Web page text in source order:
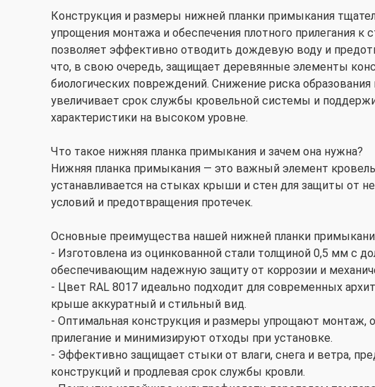
Конструкция и размеры нижней планки примыкания
упрощения монтажа и обеспечения плотного прилегания к
позволяет эффективно отводить дождевую воду и
что, в свою очередь, защищает деревянные элементы
биологических повреждений. Снижение риска образования
увеличивает срок службы кровельной системы и
характеристики на высоком уровне.
Что такое нижняя планка примыкания и зачем она нужна?
Нижняя планка примыкания — это важный элемент
устанавливается на стыках крыши и стен для защиты от
условий и предотвращения протечек.
Основные преимущества нашей нижней планки
- Изготовлена из оцинкованной стали толщиной 0,5 мм с
обеспечивающим надежную защиту от коррозии и
- Цвет RAL 8017 идеально подходит для современных
крыше аккуратный и стильный вид.
- Оптимальная конструкция и размеры упрощают монтаж,
прилегание и минимизируют отходы при установке.
- Эффективно защищает стыки от влаги, снега и ветра,
конструкций и продлевая срок службы кровли.